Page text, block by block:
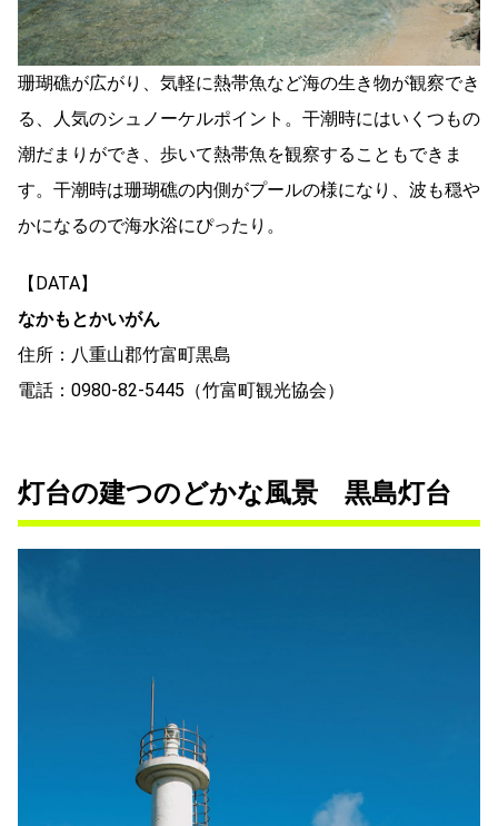
珊瑚礁が広がり、気軽に熱帯魚など海の生き物が観察でき
る、人気のシュノーケルポイント。干潮時にはいくつもの
潮だまりができ、歩いて熱帯魚を観察することもできま
す。干潮時は珊瑚礁の内側がプールの様になり、波も穏や
かになるので海水浴にぴったり。
【DATA】
なかもとかいがん
住所：八重山郡竹富町黒島
電話：0980-82-5445（竹富町観光協会）
灯台の建つのどかな風景 黒島灯台